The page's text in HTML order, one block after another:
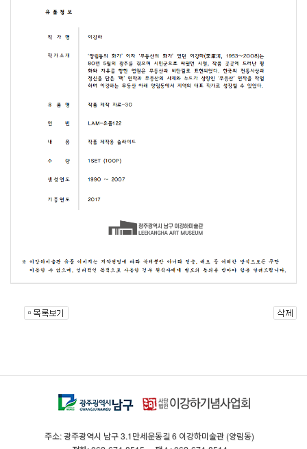
주소: 광주광역시 남구 3.1만세운동길 6 이강하미술관 (양림동)